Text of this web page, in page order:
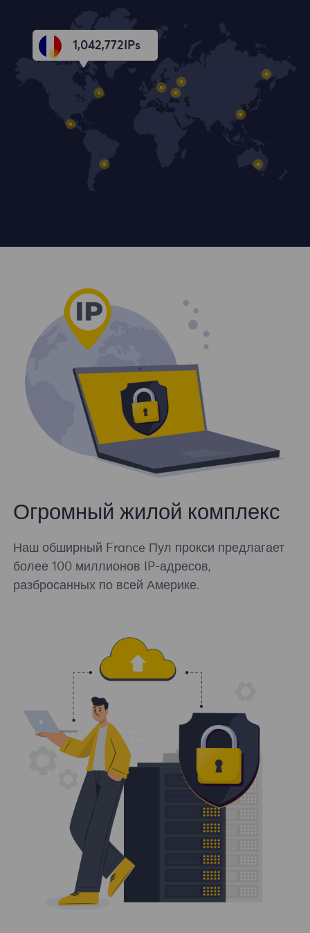
1,042,773 IPs
Огромный жилой комплекс
Наш обширный France Пул прокси предлагает
более 100 миллионов IP-адресов,
разбросанных по всей Америке.